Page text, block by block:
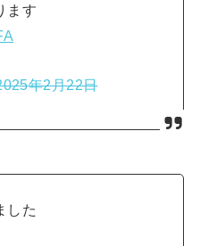
ます
年2月22日
した